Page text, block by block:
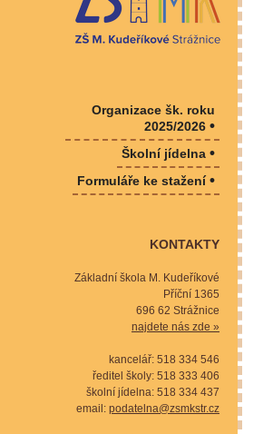
Organizace šk. roku
2025/2026 •
Školní jídelna •
Formuláře ke stažení•
KONTAKTY
Základní škola M. Kudeříkové
Příční 1365
696 62 Strážnice
najdete nás zde »
kancelář: 518 334 546
ředitel školy: 518 333 406
školní jídelna: 518 334 437
email: podatelna@zsmkstr.cz